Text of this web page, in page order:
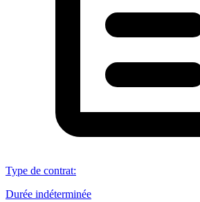
Type de contrat:
Durée indéterminée